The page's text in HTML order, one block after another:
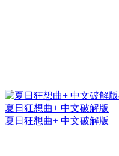
夏日狂想曲+ 中文破解版
夏日狂想曲+ 中文破解版